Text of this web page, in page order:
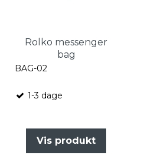
Rolko messenger
bag
BAG-02
1-3 dage
Vis produkt